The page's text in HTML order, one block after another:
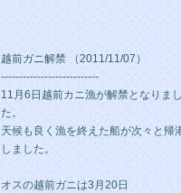
越前ガニ解禁 （2011/11/07）
---------------------------
11月6日越前カニ漁が解禁となりまし
た。
天候も良く漁を終えた船が次々と帰
しました。
オスの越前ガニは3月20日